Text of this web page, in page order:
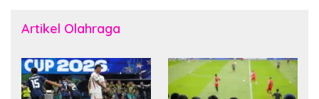
Artikel Olahraga